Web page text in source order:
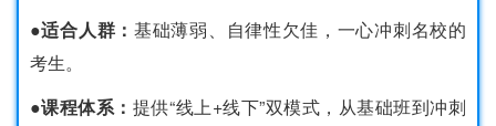
●适合人群： 基础薄弱、自律性欠佳，一心冲刺名校的
考生。
●课程体系： 提供“线上+线下”双模式，从基础班到冲刺